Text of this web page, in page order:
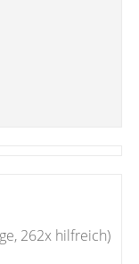
262x hilfreich)